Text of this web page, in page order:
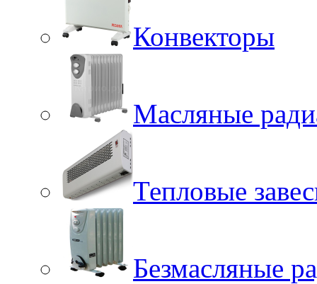
Конвекторы
Масляные
Тепловые
Безмасляные